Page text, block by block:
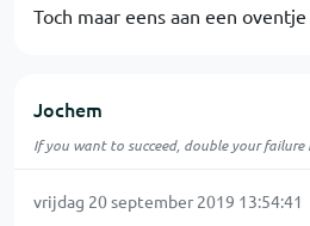
Toch maar eens aan een oventje
Jochem
If you want to succeed, double your failure
vrijdag 20 september 2019 13:54:41